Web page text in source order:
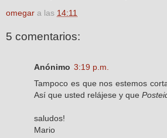
omegar a las 14:11
5 comentarios:
Anónimo 3:19 p.m.
Tampoco es que nos estemos
Así que usted relájese y que
saludos!
Mario